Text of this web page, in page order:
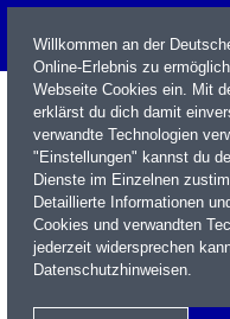
Name / WKN / ISIN / Kürzel
Willkommen an der
Online-Erlebnis zu
Webseite Cookies ein. Mit
erklärst du dich damit
verwandte Technologien
"Einstellungen" kannst du
Dienste im Einzelnen
Detaillierte Informationen
Cookies und verwandten
jederzeit widersprechen
Datenschutzhinweisen.